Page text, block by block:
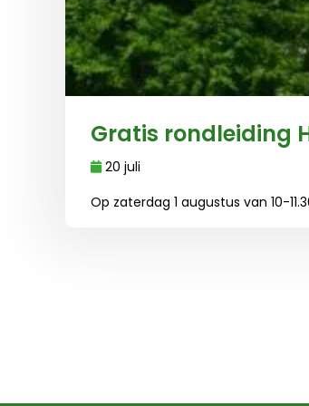
Gratis rondleiding
20 juli
Op zaterdag 1 augustus van 10-